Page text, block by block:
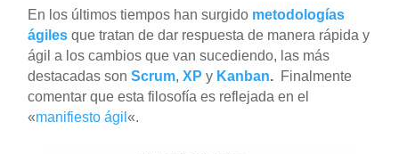
En los últimos tiempos han surgido metodologías
ágiles que tratan de dar respuesta de manera rápida y
ágil a los cambios que van sucediendo, las más
destacadas sonScrum,XP y Kanban. Finalmente
comentar que esta filosofía es reflejada en el
«manifiesto ágil«.